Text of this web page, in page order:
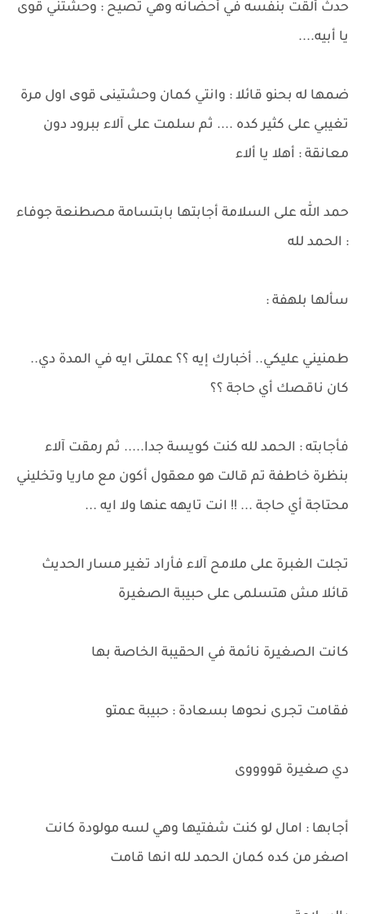
حدث ألقت بنفسه في أحضانه وهي تصيح : وحشتني قوى
يا أبيه....
ضمها له بحنو قائلا : وانتي كمان وحشتینی قوی اول مرة
تغيبي على كثير كده .... ثم سلمت على آلاء ببرود دون
معانقة : أهلا يا ألاء
حمد الله على السلامة أجابتها بابتسامة مصطنعة جوفاء
: الحمد لله
سألها بلهفة :
طمنيني عليكي.. أخبارك إيه ؟؟ عملتى ايه في المدة دي..
كان ناقصك أي حاجة ؟؟
فأجابته : الحمد لله كنت كويسة جدا..... ثم رمقت آلاء
بنظرة خاطفة تم قالت هو معقول أكون مع ماريا وتخليني
محتاجة أي حاجة ... !! انت تايهه عنها ولا ايه ...
تجلت الغبرة على ملامح آلاء فأراد تغير مسار الحديث
قائلا مش هتسلمى على حبيبة الصغيرة
كانت الصغيرة نائمة في الحقيبة الخاصة بها
فقامت تجرى نحوها بسعادة : حبيبة عمتو
دي صغيرة قووووى
أجابها : امال لو كنت شفتيها وهي لسه مولودة كانت
اصغر من كده كمان الحمد لله انها قامت